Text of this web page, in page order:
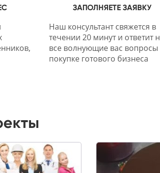
ЗАПОЛНЯЕТЕ ЗАЯВКУ
Наш консультант свяжется в
течении 20 минут и ответит
все волнующие вас вопросы
покупке готового бизнеса